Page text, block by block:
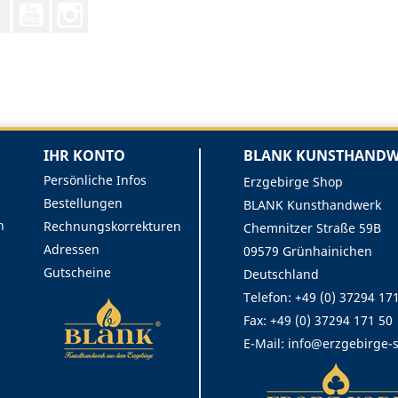
IHR KONTO
Persönliche Infos
Bestellungen
Rechnungskorrekturen
Adressen
Gutscheine
BLANK
Erzgebirge Shop
BLANK Kunsthandwerk
Chemnitzer Straße 59B
09579 Grünhainichen
Deutschland
Telefon: +49 (0) 37294
Fax: +49 (0) 37294 171 50
E-Mail: info@erzgebirge-